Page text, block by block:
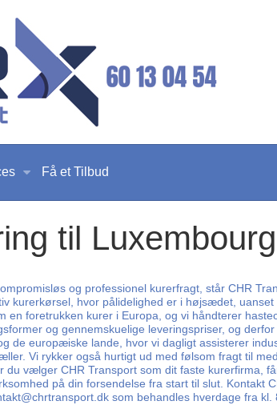
Få et Tilbud
til Luxembourg
og professionel kurerfragt, står CHR
kurerkørsel, hvor pålidelighed er i højsædet,
en foretrukken kurer i Europa, og vi håndterer
og gennemskuelige leveringspriser, og
de europæiske lande, hvor vi dagligt assisterer
Vi rykker også hurtigt ud med følsom fragt til
du vælger CHR Transport som dit faste kurerfirma,
på din forsendelse fra start til slut. Kontakt
som behandles hverdage fra